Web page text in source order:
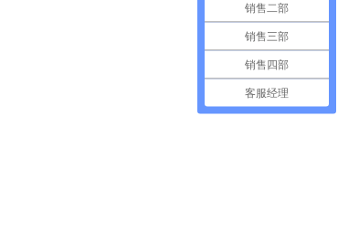
销售二部
销售三部
销售四部
客服经理